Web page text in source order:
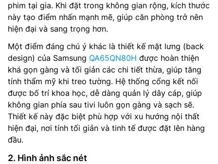
phim tại gia. Khi đặt trong không gian rộng, kích thước
này tạo điểm nhấn mạnh mẽ, giúp căn phòng trở nên
hiện đại và sang trọng hơn.
Một điểm đáng chú ý khác là thiết kế mặt lưng (back
design) của Samsung QA65QN80H được hoàn thiện
khá gọn gàng và tối giản các chi tiết thừa, giúp tăng
tính thẩm mỹ khi treo tường. Hệ thống cổng kết nối
được bố trí khoa học, dễ dàng quản lý dây cáp, giúp
không gian phía sau tivi luôn gọn gàng và sạch sẽ.
Thiết kế này đặc biệt phù hợp với xu hướng nội thất
hiện đại, nơi tính tối giản và tinh tế được đặt lên hàng
đầu.
2. Hình ảnh sắc nét